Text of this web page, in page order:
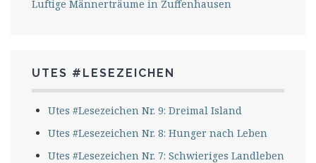
Luftige Männerträume in Zuffenhausen
UTES #LESEZEICHEN
Utes #Lesezeichen Nr. 9: Dreimal Island
Utes #Lesezeichen Nr. 8: Hunger nach Leben
Utes #Lesezeichen Nr. 7: Schwieriges Landleben